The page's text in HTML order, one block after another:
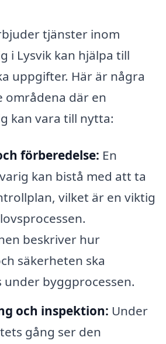
tjänster inom
i Lysvik kan hjälpa till
uppgifter. Här är några
områdena där en
kan vara till nytta:
förberedelse: En
kan bistå med att ta
vilket är en viktig
beskriver hur
säkerheten ska
under byggprocessen.
och inspektion: Under
gång ser den